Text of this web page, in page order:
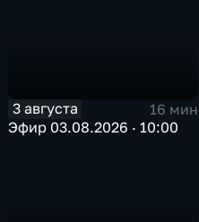
3 августа
16 мин
Эфир 03.08.2026 · 10:00